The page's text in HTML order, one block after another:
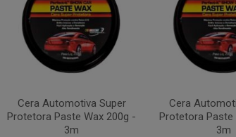
Cera Automotiva Super
Protetora Paste Wax 200g -
3m
Cera
Protetora Paste
3m